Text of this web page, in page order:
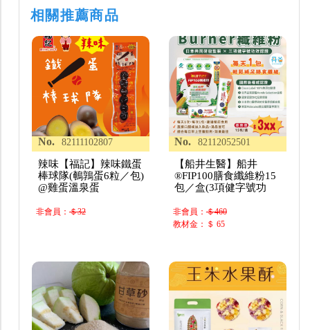
相關推薦商品
No. 82111102807
辣味【福記】辣味鐵蛋
棒球隊(鵪鶉蛋6粒／包)
@雞蛋溫泉蛋
非會員：＄32
No. 82112052501
【船井生醫】船井
®FIP100膳食纖維粉15
包／盒(3項健字號功
非會員：＄460
教材金：＄ 65